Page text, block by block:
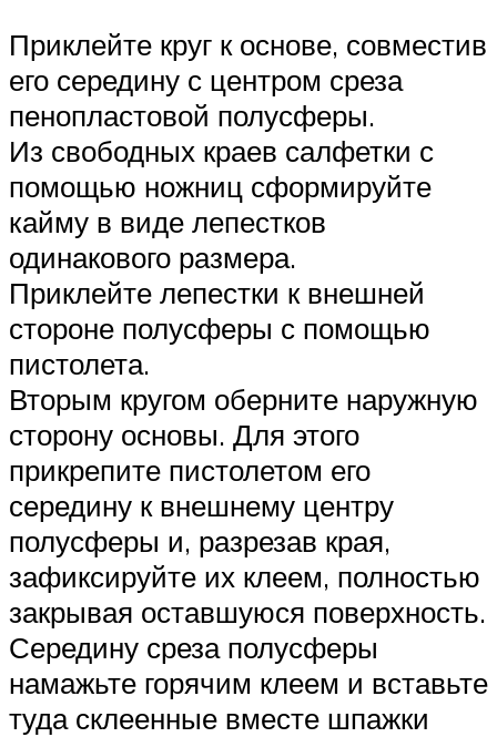
Приклейте круг к основе, совместив
его середину с центром среза
пенопластовой полусферы.
Из свободных краев салфетки с
помощью ножниц сформируйте
кайму в виде лепестков
одинакового размера.
Приклейте лепестки к внешней
стороне полусферы с помощью
пистолета.
Вторым кругом оберните наружную
сторону основы. Для этого
прикрепите пистолетом его
середину к внешнему центру
полусферы и, разрезав края,
зафиксируйте их клеем, полностью
закрывая оставшуюся поверхность.
Середину среза полусферы
намажьте горячим клеем и вставьте
туда склеенные вместе шпажки